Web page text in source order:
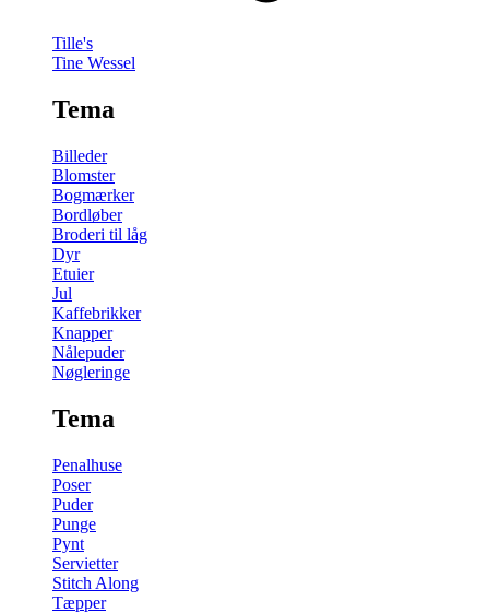
Tille's
Tine Wessel
Tema
Billeder
Blomster
Bogmærker
Bordløber
Broderi til låg
Dyr
Etuier
Jul
Kaffebrikker
Knapper
Nålepuder
Nøgleringe
Tema
Penalhuse
Poser
Puder
Punge
Pynt
Servietter
Stitch Along
Tæpper